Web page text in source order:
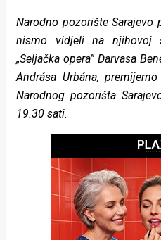
pokretu
Ideje
Aktivizam
Narodno pozorište
nismo vidjeli na njihovoj
„Seljačka opera” Darvasa
Andrása Urbána,
Narodnog pozorišta
19.30 sati.